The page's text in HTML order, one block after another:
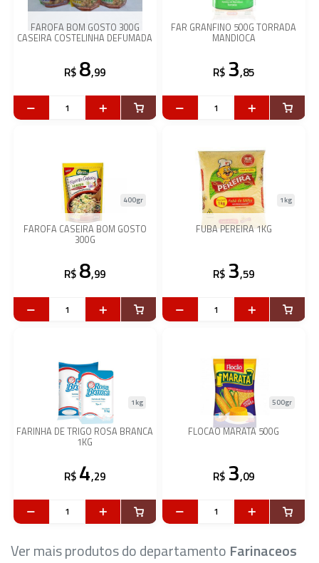
FAROFA BOM GOSTO 300G
CASEIRA COSTELINHA DEFUMADA
R$ 8,99
FAR GRANFINO 500G TORRADA
MANDIOCA
R$ 3,85
FAROFA CASEIRA BOM GOSTO
300G
400gr
R$ 8,99
FUBA PEREIRA 1KG
1kg
R$ 3,59
FARINHA DE TRIGO ROSA BRANCA
1KG
1kg
R$ 4,29
FLOCAO MARATA 500G
500gr
R$ 3,09
Ver mais produtos do departamento Farinaceos